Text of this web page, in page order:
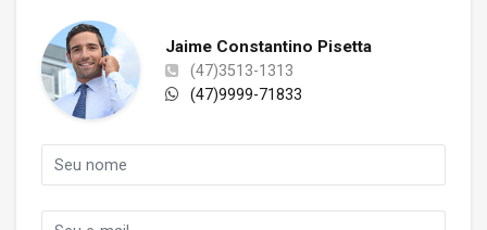
Jaime Constantino Pisetta
(47)3513-1313
(47)9999-71833